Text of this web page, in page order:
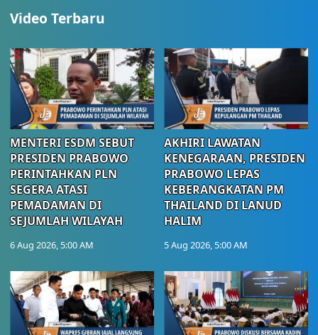
Video Terbaru
MENTERI ESDM SEBUT
PRESIDEN PRABOWO
PERINTAHKAN PLN
SEGERA ATASI
PEMADAMAN DI
SEJUMLAH WILAYAH
6 Aug 2026, 5:00 AM
AKHIRI LAWATAN
KENEGARAAN, PRESIDEN
PRABOWO LEPAS
KEBERANGKATAN PM
THAILAND DI LANUD
HALIM
5 Aug 2026, 5:00 AM